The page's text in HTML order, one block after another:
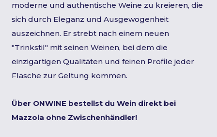
moderne und authentische Weine zu kreieren, die
sich durch Eleganz und Ausgewogenheit
auszeichnen. Er strebt nach einem neuen
"Trinkstil" mit seinen Weinen, bei dem die
einzigartigen Qualitäten und feinen Profile jeder
Flasche zur Geltung kommen.
Über ONWINE bestellst du Wein direkt bei
Mazzola ohne Zwischenhändler!